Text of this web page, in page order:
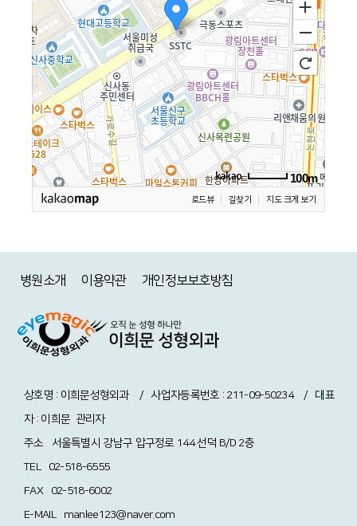
100m
로드뷰 길찾기 지도 크게 보기
병원소개 이용약관 개인정보보호방침
상호명 : 이희문성형외과 / 사업자등록번호 : 211-09-50234 / 대표
자 : 이희문 관리자
주소 서울특별시 강남구 압구정로 144 선덕 B/D 2층
TEL 02-518-6555
FAX 02-518-6002
E-MAIL manlee123@naver.com